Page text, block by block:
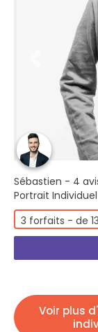
Sébastien - 4
Portrait Individuel
3 forfaits - de
Voir plus